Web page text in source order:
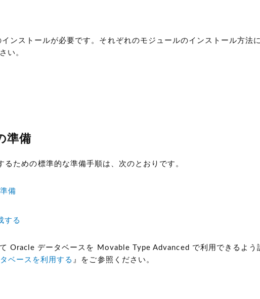
ンストールが必要です。それぞれのモジュールのインストール方法
い。
準備
ための標準的な準備手順は、次のとおりです。
備
する
Oracle データベースを Movable Type Advanced で利用できるよう
ベースを利用する 』をご参照ください。